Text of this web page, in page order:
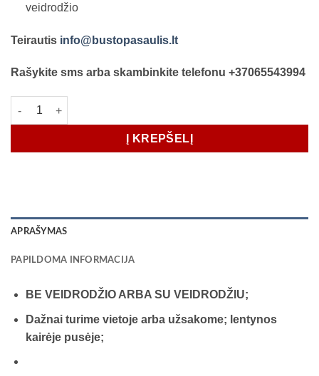
veidrodžio
Teirautis info@bustopasaulis.lt
Rašykite sms arba skambinkite telefonu +37065543994
produkto kiekis: Aukšta sieninė spinta stumdomom durimis,
Į KREPŠELĮ
APRAŠYMAS
PAPILDOMA INFORMACIJA
BE VEIDRODŽIO ARBA SU VEIDRODŽIU;
Dažnai turime vietoje arba užsakome; lentynos
kairėje pusėje;